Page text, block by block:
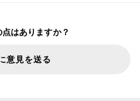
はありますか？
意見を送る